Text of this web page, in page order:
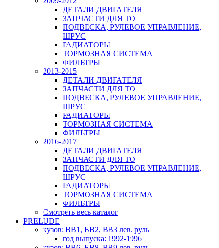
ДЕТАЛИ ДВИГАТЕЛЯ
ЗАПЧАСТИ ДЛЯ ТО
ПОДВЕСКА, РУЛЕВОЕ УПРАВЛЕНИЕ,
ШРУС
РАДИАТОРЫ
ТОРМОЗНАЯ СИСТЕМА
ФИЛЬТРЫ
2013-2015
ДЕТАЛИ ДВИГАТЕЛЯ
ЗАПЧАСТИ ДЛЯ ТО
ПОДВЕСКА, РУЛЕВОЕ УПРАВЛЕНИЕ,
ШРУС
РАДИАТОРЫ
ТОРМОЗНАЯ СИСТЕМА
ФИЛЬТРЫ
2016-2017
ДЕТАЛИ ДВИГАТЕЛЯ
ЗАПЧАСТИ ДЛЯ ТО
ПОДВЕСКА, РУЛЕВОЕ УПРАВЛЕНИЕ,
ШРУС
РАДИАТОРЫ
ТОРМОЗНАЯ СИСТЕМА
ФИЛЬТРЫ
Смотреть весь каталог
PRELUDE
кузов: BB1, BB2, BB3 лев. руль
год выпуска: 1992-1996